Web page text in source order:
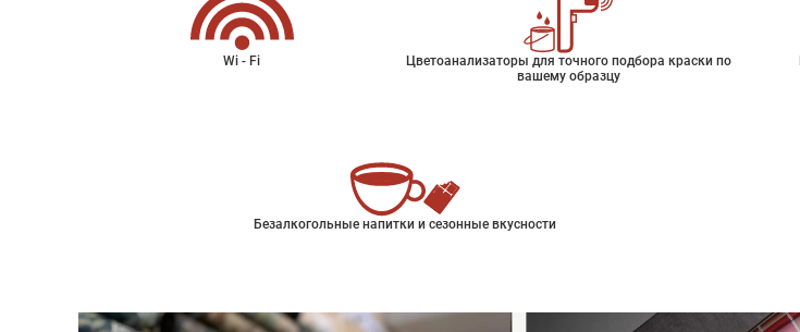
Wi - Fi
Цветоанализаторы для точного подбора краски по
вашему образцу
Безалкогольные напитки и сезонные вкусности